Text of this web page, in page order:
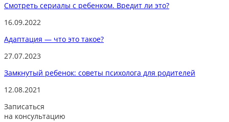
Смотреть сериалы с ребенком. Вредит ли это?
16.09.2022
Адаптация — что это такое?
27.07.2023
Замкнутый ребенок: советы психолога для родителей
12.08.2021
Записаться
на консультацию